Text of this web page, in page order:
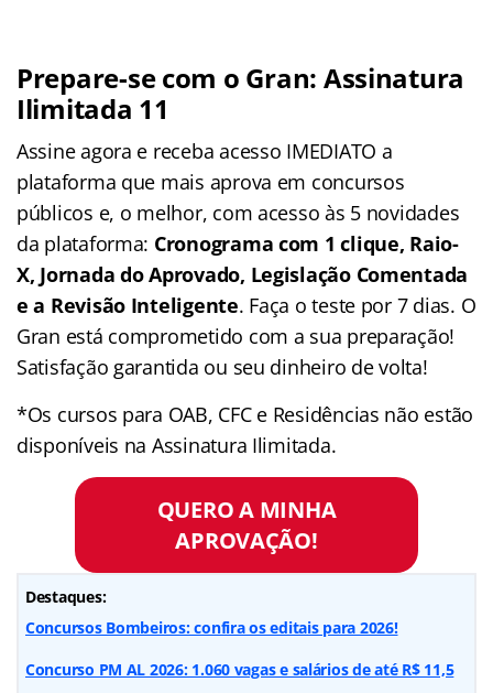
Prepare-se com o Gran: Assinatura
Ilimitada 11
Assine agora e receba acesso IMEDIATO a
plataforma que mais aprova em concursos
públicos e, o melhor, com acesso às 5 novidades
da plataforma: Cronograma com 1 clique, Raio-
X, Jornada do Aprovado, Legislação Comentada
e a Revisão Inteligente. Faça o teste por 7 dias. O
Gran está comprometido com a sua preparação!
Satisfação garantida ou seu dinheiro de volta!
*Os cursos para OAB, CFC e Residências não estão
disponíveis na Assinatura Ilimitada.
QUERO A MINHA
APROVAÇÃO!
Destaques:
Concursos Bombeiros: confira os editais para 2026!
Concurso PM AL 2026: 1.060 vagas e salários de até R$ 11,5